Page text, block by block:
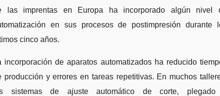
las imprentas en Europa ha incorporado algún nivel
en sus procesos de postimpresión durante
cinco años.
incorporación de aparatos automatizados ha reducido
producción y errores en tareas repetitivas. En muchos
sistemas de ajuste automático de corte,